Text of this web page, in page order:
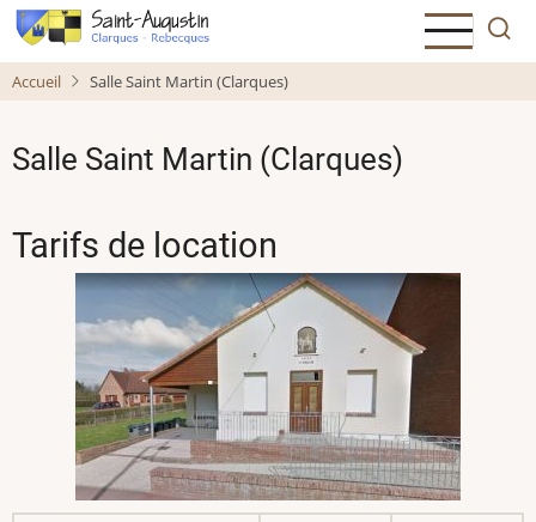
Aller
au
contenu
Accueil Salle Saint Martin (Clarques)
Salle Saint Martin (Clarques)
Tarifs de location